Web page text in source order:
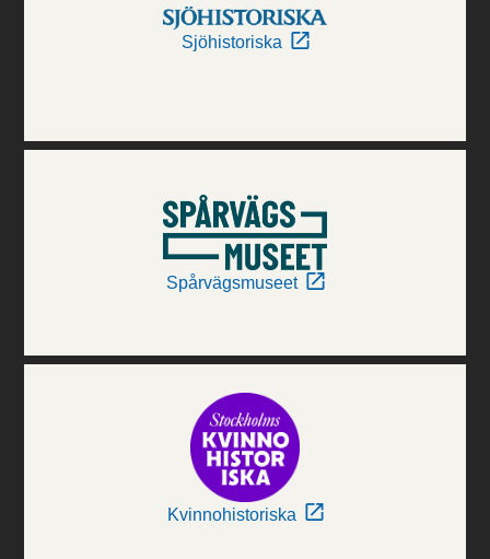
Sjöhistoriska
Spårvägsmuseet
Kvinnohistoriska